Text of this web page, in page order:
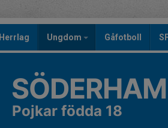
Herrlag Ungdom Gåfotboll
Pojkar födda 18